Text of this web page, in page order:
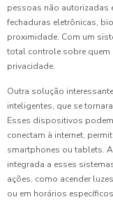
pessoas não autorizadas
fechaduras eletrônicas,
proximidade. Com um
total controle sobre quem
privacidade.
Outra solução
inteligentes, que se
Esses dispositivos
conectam à internet,
smartphones ou tablets.
integrada a esses
ações, como acender
ou em horários